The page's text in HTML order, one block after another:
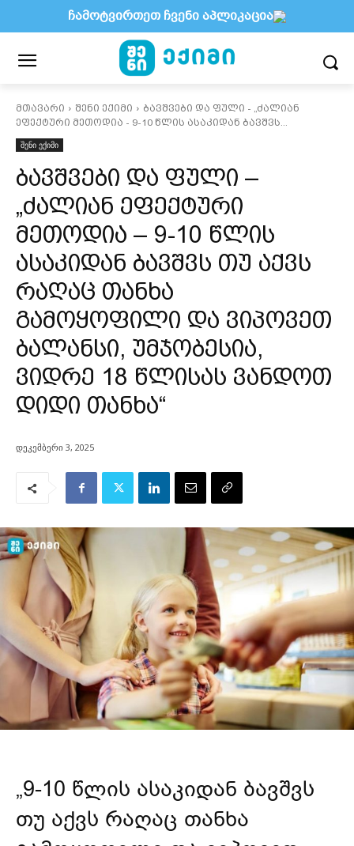
მთავარი შენი ექიმი
ბავშვები და ფული - „ძალიან
ეფექტური მეთოდია - 9-10 წლის ასაკიდან ბავშვს...
შენი ექიმი
ბავშვები და ფული –
„ძალიან ეფექტური
მეთოდია – 9-10 წლის
ასაკიდან ბავშვს თუ აქვს
რაღაც თანხა
გამოყოფილი და ვიპოვეთ
ბალანსი, უმჯობესია,
ვიდრე 18 წლისას ვანდოთ
დიდი თანხა“
დეკემბერი 3, 2025
„9-10 წლის ასაკიდან ბავშვს
თუ აქვს რაღაც თანხა
ჩამოტვირთეთ ჩვენი აპლიკაცია